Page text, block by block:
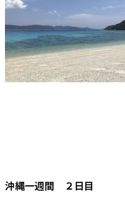
沖縄一週間 ２日目